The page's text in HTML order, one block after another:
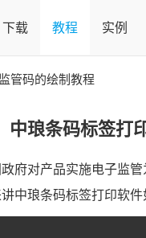
下载 教程 实例
管码的绘制教程
中琅条码标签打
府对产品实施电子监
中琅条码标签打印软件